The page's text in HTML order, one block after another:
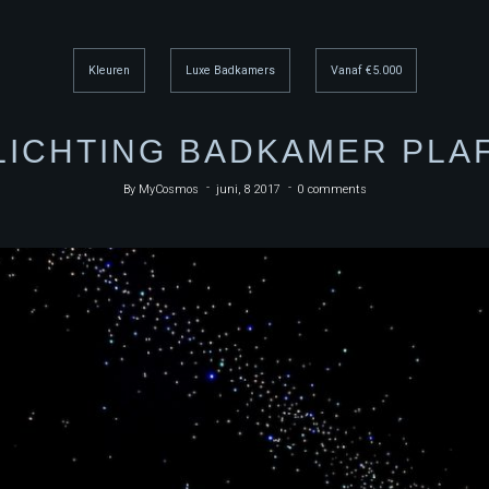
Kleuren Luxe Badkamers Vanaf €5.000
BADKAMER
By MyCosmos juni, 8 2017 0 comments